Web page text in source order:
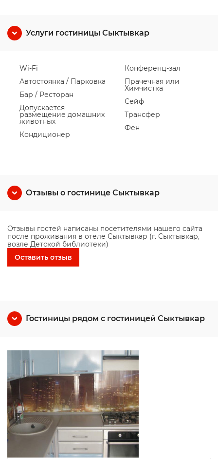
Услуги гостиницы Сыктывкар
Wi-Fi
Автостоянка / Парковка
Бар / Ресторан
Допускается
размещение домашних
животных
Кондиционер
Конференц-зал
Прачечная или
Химчистка
Сейф
Трансфер
Фен
Отзывы о гостинице Сыктывкар
Отзывы гостей написаны посетителями нашего сайта
после проживания в отеле Сыктывкар (г. Сыктывкар,
возле Детской библиотеки)
Оставить отзыв
Гостиницы рядом с гостиницей Сыктывкар